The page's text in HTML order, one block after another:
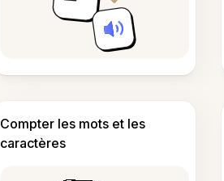
Compter les mots et les
caractères